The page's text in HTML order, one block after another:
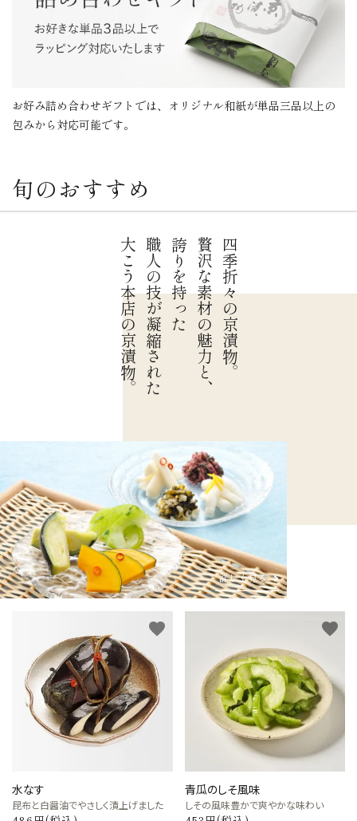
お好み詰め合わせギフトでは、オリジナル和紙が単品三品以上の
包みから対応可能です。
旬のおすすめ
四季折々の京漬物。
贅沢な素材の魅力と、
誇りを持った
職人の技が凝縮された
大こう本店の京漬物。
詳しく見る
水なす
昆布と白醤油でやさしく漬上げました
favorite
青瓜のしそ風味
しその風味豊かで爽やかな味わい
favorite